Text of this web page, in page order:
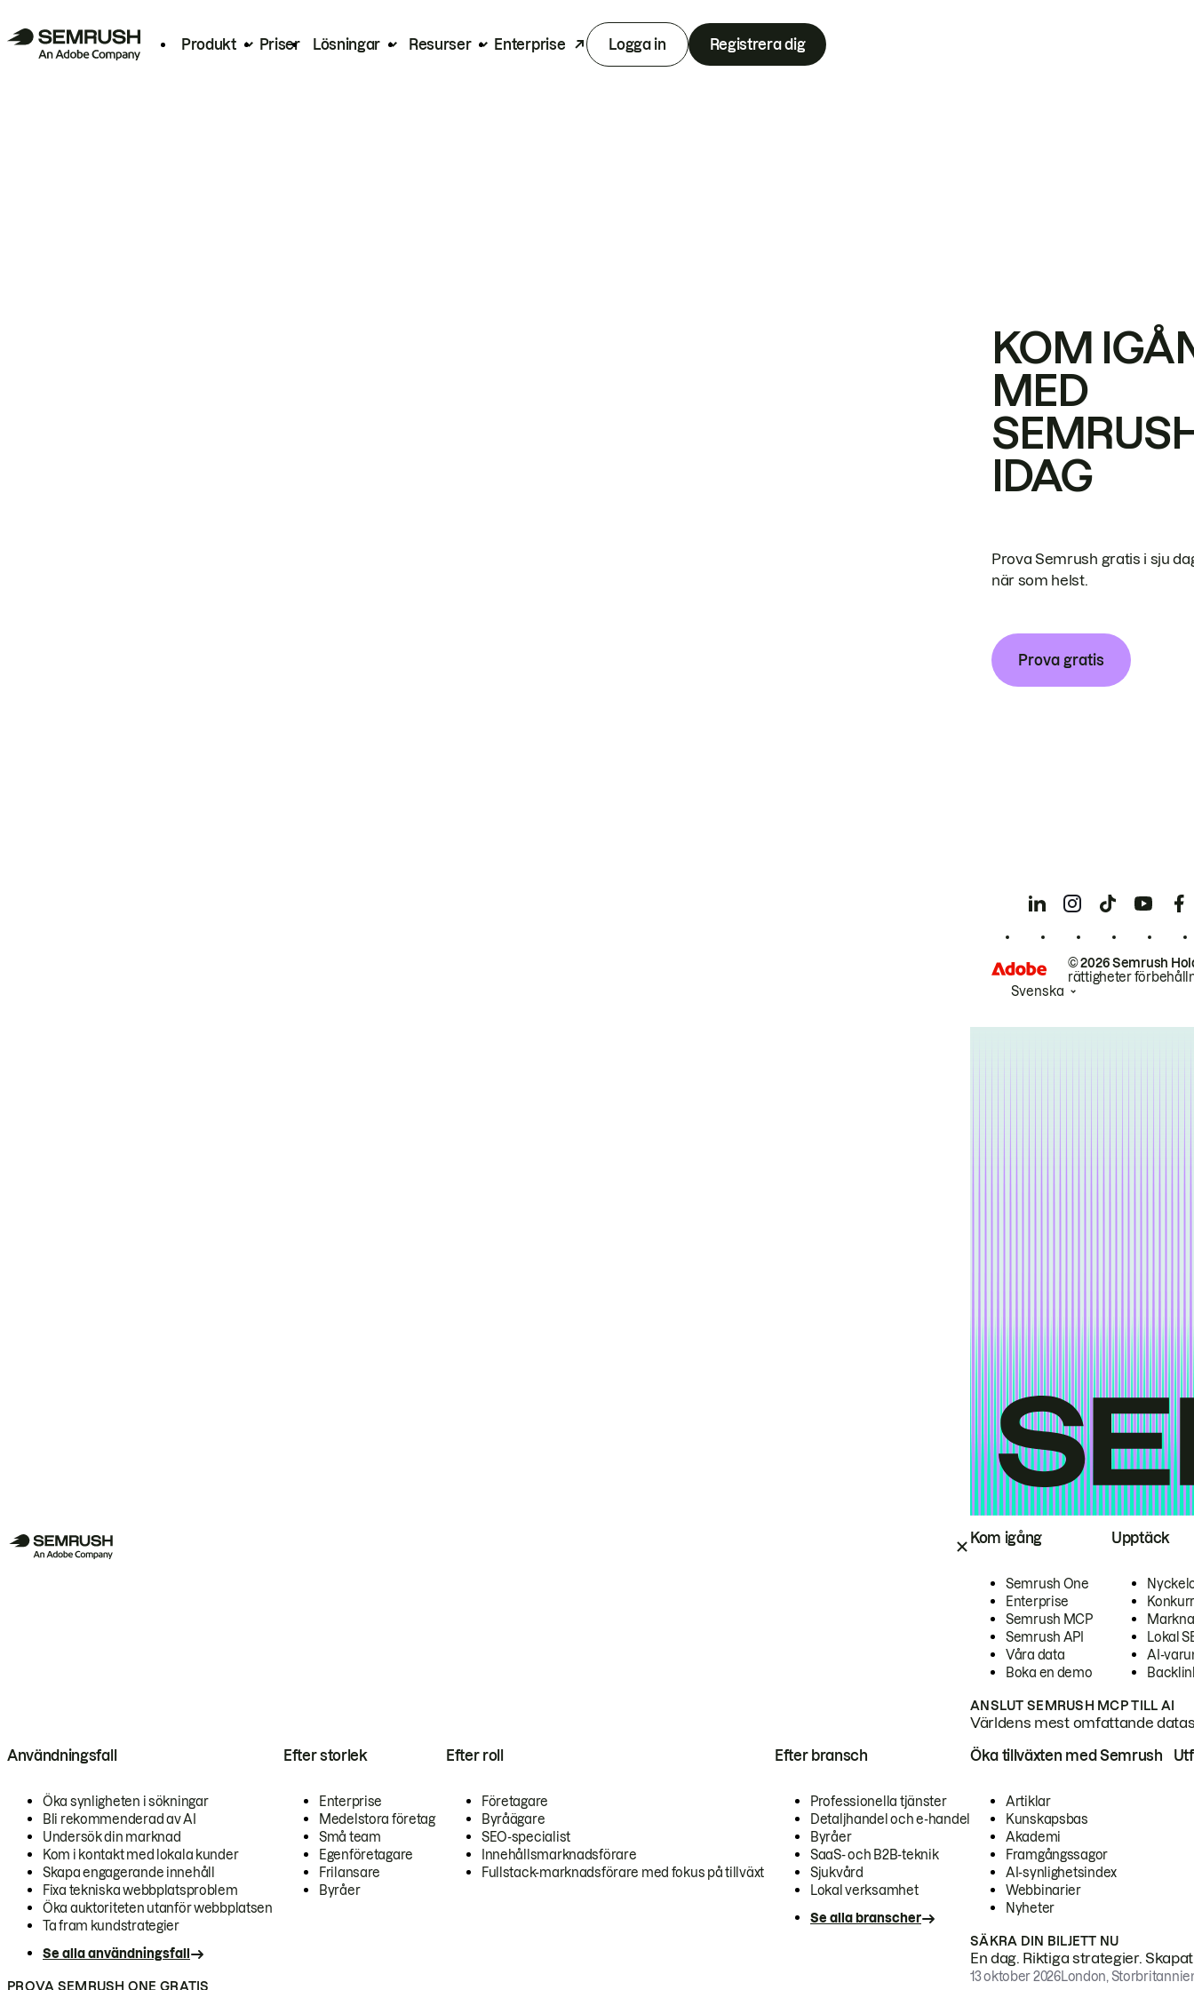
Produkt Priser Lösningar Resurser Enterprise Logga in Registrera dig
Kom igång
Semrush One
Enterprise
Semrush MCP
Semrush API
Våra data
Boka en demo
Upptäck
Lokal
AI-
ANSLUT SEMRUSH MCP TILL AI
Världens mest omfattande
Användningsfall
Öka synligheten i sökningar
Bli rekommenderad av AI
Undersök din marknad
Kom i kontakt med lokala kunder
Skapa engagerande innehåll
Fixa tekniska webbplatsproblem
Öka auktoriteten utanför webbplatsen
Ta fram kundstrategier
Se alla användningsfall
Efter storlek
Enterprise
Medelstora företag
Små team
Egenföretagare
Frilansare
Byråer
Efter roll
Företagare
Byråägare
SEO-specialist
Innehållsmarknadsförare
Fullstack-marknadsförare med fokus på tillväxt
Efter bransch
Professionella tjänster
Detaljhandel och e-handel
Byråer
SaaS- och B2B-teknik
Sjukvård
Lokal verksamhet
Se alla branscher
PROVA SEMRUSH ONE GRATIS
Öka tillväxten med Semrush
Artiklar
Kunskapsbas
Akademi
Framgångssagor
AI-synlighetsindex
Webbinarier
Nyheter
SÄKRA DIN BILJETT NU
En dag. Riktiga strategier.
13 oktober 2026London,
KOM
MED
IDAG
Prova Semrush gratis i sju
när som helst.
Prova gratis
© 2026 Semrush
rättigheter
Svenska